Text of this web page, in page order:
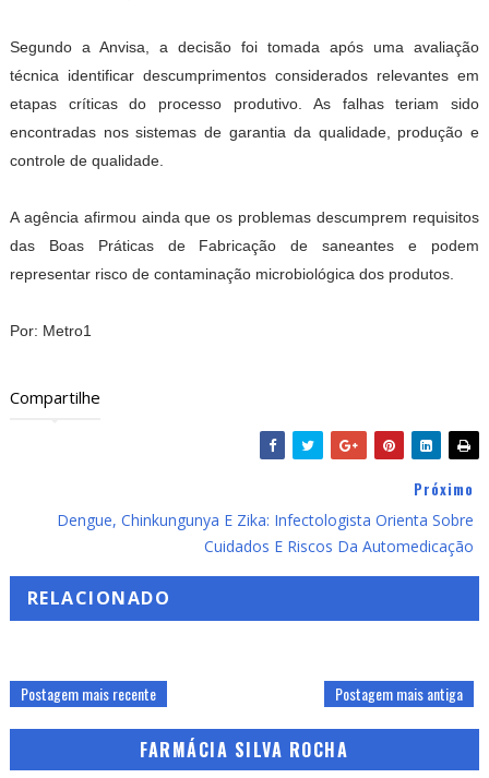
Segundo a Anvisa, a decisão foi tomada após uma avaliação
técnica identificar descumprimentos considerados relevantes em
etapas críticas do processo produtivo. As falhas teriam sido
encontradas nos sistemas de garantia da qualidade, produção e
controle de qualidade.
A agência afirmou ainda que os problemas descumprem requisitos
das Boas Práticas de Fabricação de saneantes e podem
representar risco de contaminação microbiológica dos produtos.
Por: Metro1
Compartilhe
Próximo
Dengue, Chinkungunya E Zika: Infectologista Orienta Sobre
Cuidados E Riscos Da Automedicação
RELACIONADO
Postagem mais recente Postagem mais antiga
FARMÁCIA SILVA ROCHA